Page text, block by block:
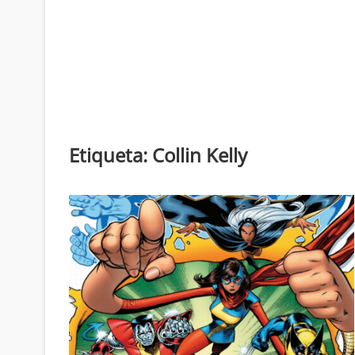
Etiqueta: Collin Kelly